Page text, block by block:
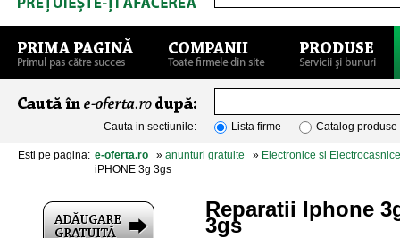
Cauta in sectiunile: Lista firme Catalog produse
Esti pe pagina: e-oferta.ro » anunturi gratuite » Electronice si Electrocasnice
iPHONE 3g 3gs
Reparatii Iphone
3gs